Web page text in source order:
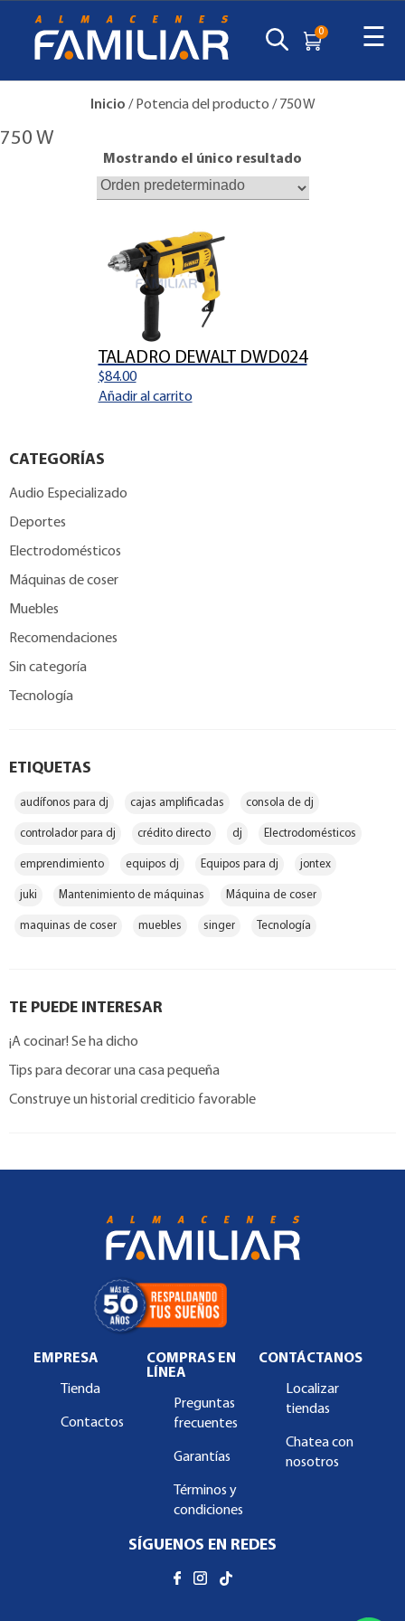
0 ☰
Inicio / Potencia del producto / 750 W
750 W
Mostrando el único resultado
TALADRO DEWALT DWD024
$84.00
Añadir al carrito
CATEGORÍAS
Audio Especializado
Deportes
Electrodomésticos
Máquinas de coser
Muebles
Recomendaciones
Sin categoría
Tecnología
ETIQUETAS
audífonos para dj cajas amplificadas consola de dj
controlador para dj crédito directo dj Electrodomésticos
emprendimiento equipos dj Equipos para dj jontex
juki Mantenimiento de máquinas Máquina de coser
maquinas de coser muebles singer Tecnología
TE PUEDE INTERESAR
¡A cocinar! Se ha dicho
Tips para decorar una casa pequeña
Construye un historial crediticio favorable
EMPRESA
Tienda
Contactos
COMPRAS EN
LÍNEA
Preguntas
frecuentes
Garantías
Términos y
condiciones
CONTÁCTANOS
Localizar
tiendas
Chatea con
nosotros
SÍGUENOS EN REDES